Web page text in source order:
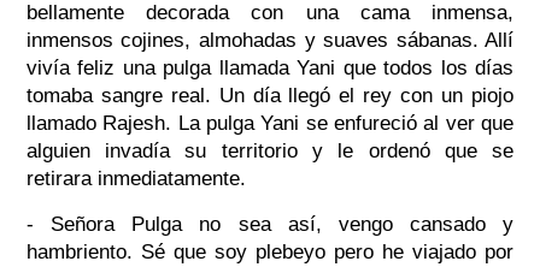
bellamente decorada con una cama inmensa,
inmensos cojines, almohadas y suaves sábanas. Allí
vivía feliz una pulga llamada Yani que todos los días
tomaba sangre real. Un día llegó el rey con un piojo
llamado Rajesh. La pulga Yani se enfureció al ver que
alguien invadía su territorio y le ordenó que se
retirara inmediatamente.
- Señora Pulga no sea así, vengo cansado y
hambriento. Sé que soy plebeyo pero he viajado por